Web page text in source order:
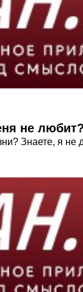
не любит?
Знаете, я не